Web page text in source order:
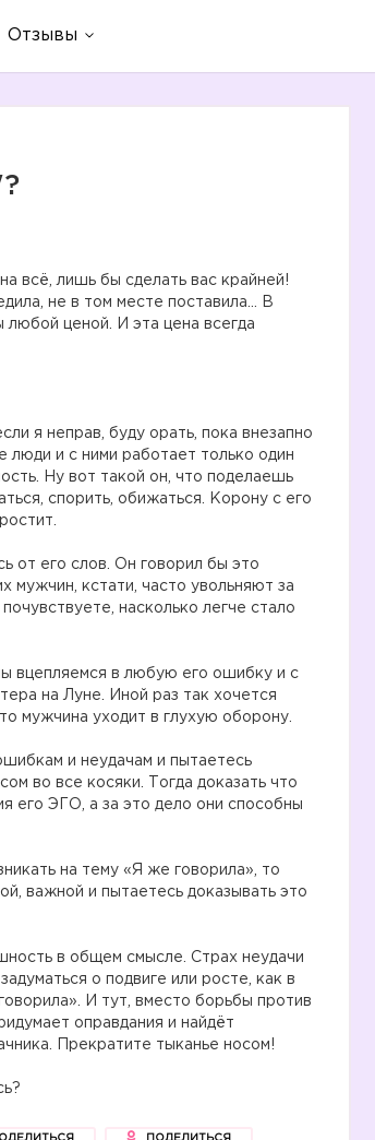
Отзывы
всё, лишь бы сделать вас крайней!
не в том месте поставила… В
ценой. И эта цена всегда
я неправ, буду орать, пока внезапно
люди и с ними работает только один
Ну вот такой он, что поделаешь
спорить, обижаться. Корону с его
от его слов. Он говорил бы это
мужчин, кстати, часто увольняют за
насколько легче стало
вцепляемся в любую его ошибку и с
на Луне. Иной раз так хочется
мужчина уходит в глухую оборону.
и неудачам и пытаетесь
во все косяки. Тогда доказать что
его ЭГО, а за это дело они способны
на тему «Я же говорила», то
важной и пытаетесь доказывать это
в общем смысле. Страх неудачи
о подвиге или росте, как в
И тут, вместо борьбы против
оправдания и найдёт
Прекратите тыканье носом!